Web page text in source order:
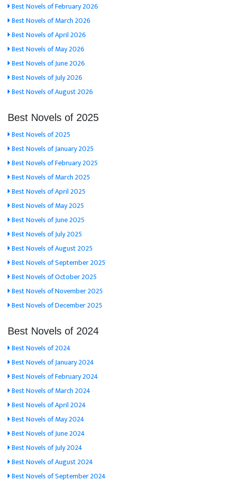
Best Novels of February 2026
Best Novels of March 2026
Best Novels of April 2026
Best Novels of May 2026
Best Novels of June 2026
Best Novels of July 2026
Best Novels of August 2026
Best Novels of 2025
Best Novels of 2025
Best Novels of January 2025
Best Novels of February 2025
Best Novels of March 2025
Best Novels of April 2025
Best Novels of May 2025
Best Novels of June 2025
Best Novels of July 2025
Best Novels of August 2025
Best Novels of September 2025
Best Novels of October 2025
Best Novels of November 2025
Best Novels of December 2025
Best Novels of 2024
Best Novels of 2024
Best Novels of January 2024
Best Novels of February 2024
Best Novels of March 2024
Best Novels of April 2024
Best Novels of May 2024
Best Novels of June 2024
Best Novels of July 2024
Best Novels of August 2024
Best Novels of September 2024